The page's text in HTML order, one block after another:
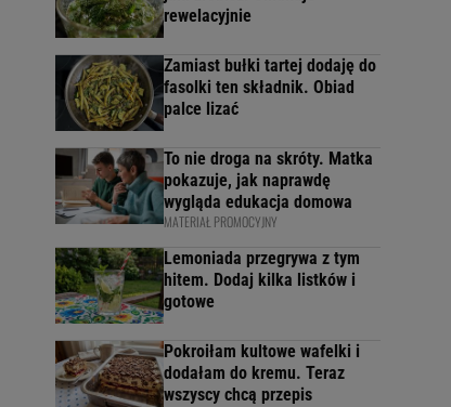
rewelacyjnie
Zamiast bułki tartej dodaję do
fasolki ten składnik. Obiad
palce lizać
To nie droga na skróty. Matka
pokazuje, jak naprawdę
wygląda edukacja domowa
MATERIAŁ PROMOCYJNY
Lemoniada przegrywa z tym
hitem. Dodaj kilka listków i
gotowe
Pokroiłam kultowe wafelki i
dodałam do kremu. Teraz
wszyscy chcą przepis